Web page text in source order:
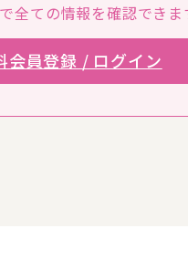
全ての情報を確認できま
会員登録 / ログイン